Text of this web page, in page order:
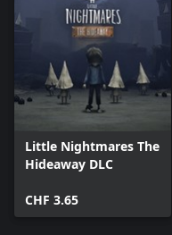
Little Nightmares The
Hideaway DLC
CHF 3.65